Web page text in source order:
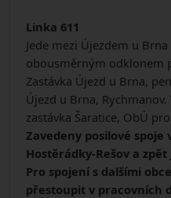
Linka 611
Jede mezi Újezdem u
obousměrným odklonem
Zastávka Újezd u Brna,
Újezd u Brna,
zastávka Šaratice, ObÚ
Zavedeny posilové spoje
Hostěrádky-Rešov a
Pro spojení s dalšími
přestoupit v pracovních